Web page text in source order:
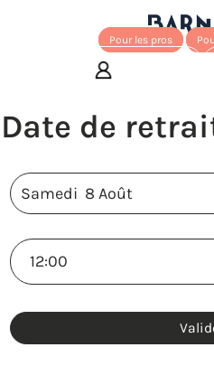
Pour les pros